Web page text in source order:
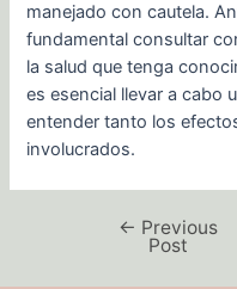
manejado con cautela.
fundamental consultar
la salud que tenga
es esencial llevar a cabo
entender tanto los
involucrados.
← Previous
Post